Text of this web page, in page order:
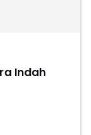
Indah